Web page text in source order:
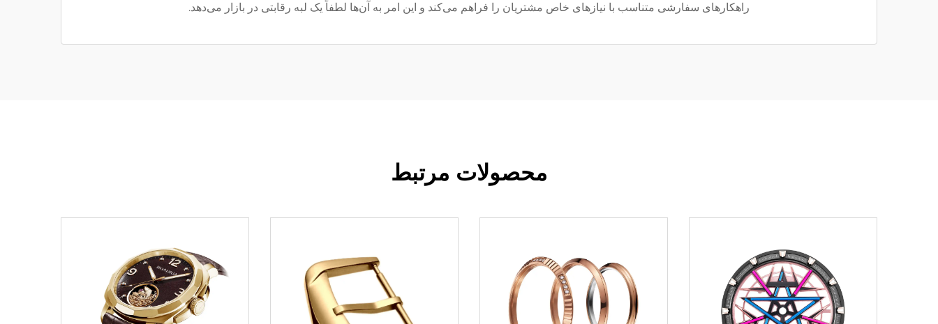
راهکارهای سفارشی متناسب با نیازهای خاص مشتریان را فراهم می‌کند و این امر به آن‌ها لطفاً یک لبه رقابتی در بازار می‌دهد.
محصولات مرتبط